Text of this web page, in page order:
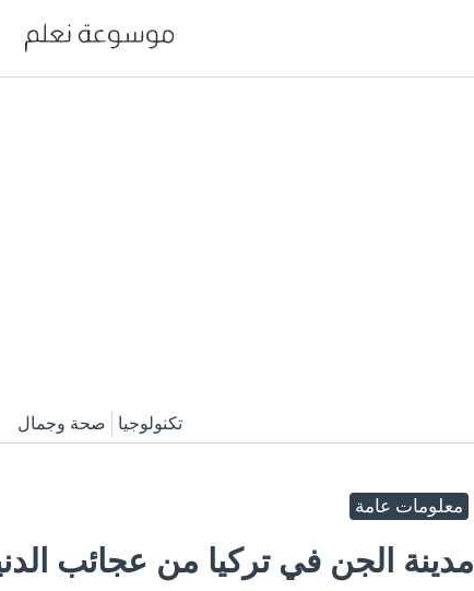
تكنولوجيا صحة وجمال
معلومات عامة
مدينة الجن في تركيا من عجائب